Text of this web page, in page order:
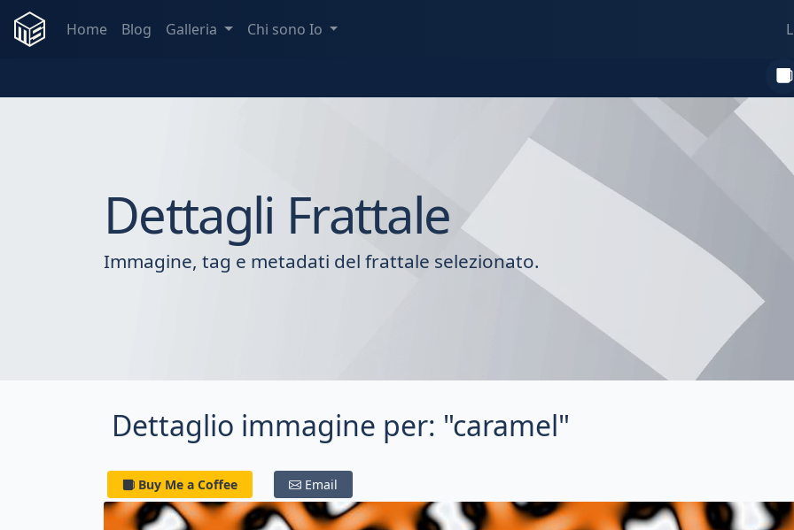
Home Blog Galleria Chi sono Io
Dettagli Frattale
Immagine, tag e metadati del frattale selezionato.
Dettaglio immagine per: "caramel"
Buy Me a Coffee Email